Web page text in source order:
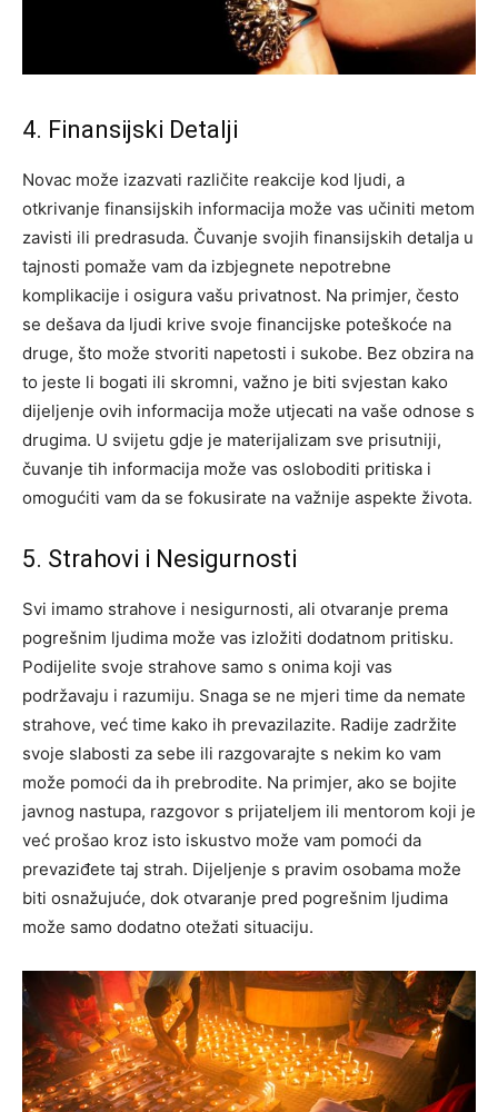
4. Finansijski Detalji
Novac može izazvati različite reakcije kod ljudi, a
otkrivanje finansijskih informacija može vas učiniti metom
zavisti ili predrasuda. Čuvanje svojih finansijskih detalja u
tajnosti pomaže vam da izbjegnete nepotrebne
komplikacije i osigura vašu privatnost. Na primjer, često
se dešava da ljudi krive svoje financijske poteškoće na
druge, što može stvoriti napetosti i sukobe. Bez obzira na
to jeste li bogati ili skromni, važno je biti svjestan kako
dijeljenje ovih informacija može utjecati na vaše odnose s
drugima. U svijetu gdje je materijalizam sve prisutniji,
čuvanje tih informacija može vas osloboditi pritiska i
omogućiti vam da se fokusirate na važnije aspekte života.
5. Strahovi i Nesigurnosti
Svi imamo strahove i nesigurnosti, ali otvaranje prema
pogrešnim ljudima može vas izložiti dodatnom pritisku.
Podijelite svoje strahove samo s onima koji vas
podržavaju i razumiju. Snaga se ne mjeri time da nemate
strahove, već time kako ih prevazilazite. Radije zadržite
svoje slabosti za sebe ili razgovarajte s nekim ko vam
može pomoći da ih prebrodite. Na primjer, ako se bojite
javnog nastupa, razgovor s prijateljem ili mentorom koji je
već prošao kroz isto iskustvo može vam pomoći da
prevaziđete taj strah. Dijeljenje s pravim osobama može
biti osnažujuće, dok otvaranje pred pogrešnim ljudima
može samo dodatno otežati situaciju.